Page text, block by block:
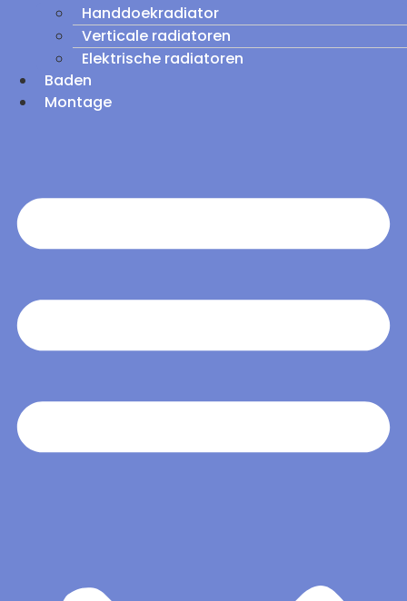
Handdoekradiator
Verticale radiatoren
Elektrische radiatoren
Baden
Montage